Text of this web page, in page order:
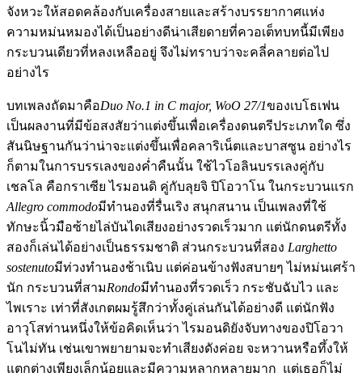
จังหวะให้สอดคล้องกับเครื่องสายและสร้างบรรยากาศแห่ง
ความหม่นหมองได้เป็นอย่างดีน่าเสียดายที่ควอเต็ทบทนี้มีเพียง
กระบวนเดียวที่หลงเหลืออยู่ จึงไม่ทราบว่าจะคลี่คลายต่อไป
อย่างไร
บทเพลงถัดมาคือDuo No.1 in C major, WoO 27/1ของเบโธเฟน
เป็นผลงานที่มีข้อสงสัยว่าแต่งขึ้นเพื่อเครื่องดนตรีประเภทใด ซึ่ง
สันนิษฐานกันว่าน่าจะแต่งขึ้นเพื่อคลาริเน็ตและบาสซูน อย่างไร
ก็ตามในการบรรเลงของค่ำคืนนั้น ใช้ไวโอลินบรรเลงคู่กับ
เชลโล คือกราเซีย ไรมอนดิ คู่กับลุยจิ ปิโอวาโน ในกระบวนแรก
Allegro commodoมีทำนองที่รื่นเริง สนุกสนาน เป็นเพลงที่ใช้
ทักษะนิ้วมือซ้ายไล่บันไดเสียงอย่างรวดเร็วมาก แต่นักดนตรีทั้ง
สองก็เล่นได้อย่างเป็นธรรมชาติ ส่วนกระบวนที่สอง Larghetto
sostenutoมีท่วงทำนองช้าเนิบ แต่ค่อนข้างฟังสบายๆ ไม่หม่นเศร้า
นัก กระบวนที่สามRondoมีทำนองที่รวดเร็ว กระชับฉับไว และ
ไพเราะ เท่าที่สังเกตผมรู้สึกว่าทั้งคู่เล่นกันได้อย่างดี แต่นักฟัง
อาวุโสท่านหนึ่งให้ข้อคิดเห็นว่า ไรมอนดิยังจับทางของปิโอวา
โนไม่ทัน เช่นเขาพยายามจะทำเสียงดังค่อย จะหวานหรือทึ้งให้
แตกต่างเพียงเล็กน้อยและมีความหลากหลายมาก แต่เธอก็ไม่